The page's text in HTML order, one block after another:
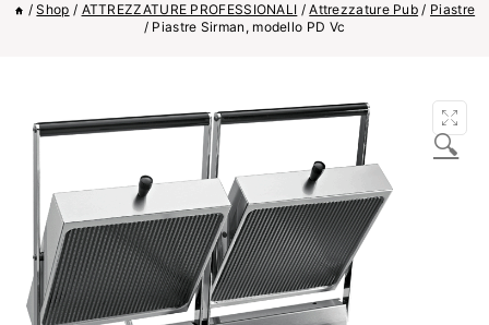
/ Shop / ATTREZZATURE PROFESSIONALI / Attrezzature Pub / Piastre
/ Piastre Sirman, modello PD Vc
🔍